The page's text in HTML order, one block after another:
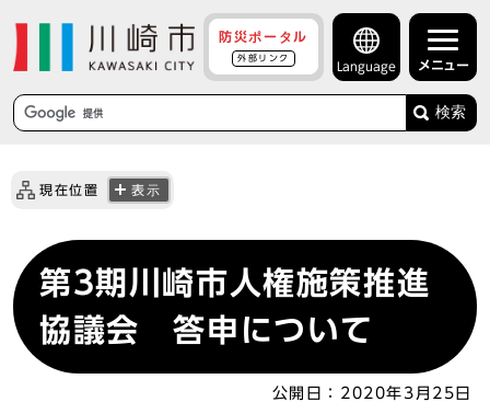
防災ポータル
外部リンク
Language メニュー
検索
現在位置 表示
第3期川崎市人権施策推進
協議会 答申について
公開日： 2020年3月25日